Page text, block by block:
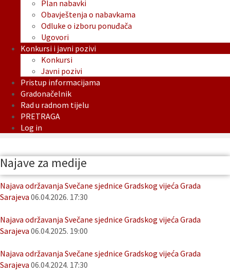
Plan nabavki
Obavještenja o nabavkama
Odluke o izboru ponuđača
Ugovori
Konkursi i javni pozivi
Konkursi
Javni pozivi
Pristup informacijama
Gradonačelnik
Rad u radnom tijelu
PRETRAGA
Log in
Najave za medije
Najava održavanja Svečane sjednice Gradskog vijeća Grada
Sarajeva 06.04.2026. 17:30
Najava održavanja Svečane sjednice Gradskog vijeća Grada
Sarajeva 06.04.2025. 19:00
Najava održavanja Svečane sjednice Gradskog vijeća Grada
Sarajeva 06.04.2024. 17:30